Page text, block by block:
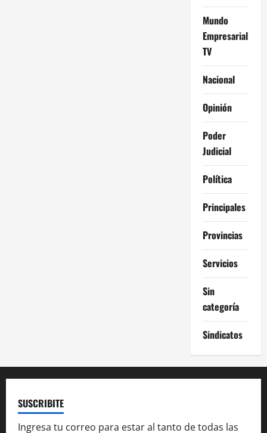
Mundo
Empresarial
TV
Nacional
Opinión
Poder
Judicial
Política
Principales
Provincias
Servicios
Sin
categoría
Sindicatos
SUSCRIBITE
Ingresa tu correo para estar al tanto de todas las